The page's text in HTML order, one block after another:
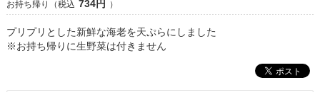
お持ち帰り（税込 734円 ）
プリプリとした新鮮な海老を天ぷらにしました
※お持ち帰りに生野菜は付きません